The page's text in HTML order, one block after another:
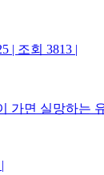
| 조회 3813 |
가면 실망하는
|